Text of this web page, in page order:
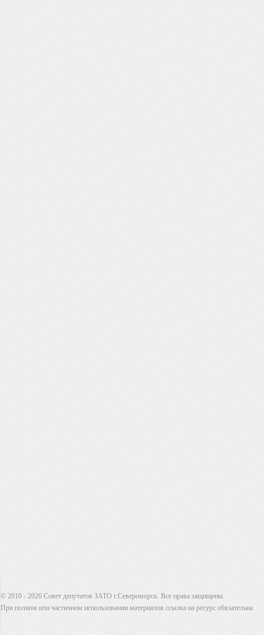
© 2010 - 2026 Совет депутатов ЗАТО г.Североморск. Все права защищены.
При полном или частичном использовании материалов ссылка на ресурс обязательна